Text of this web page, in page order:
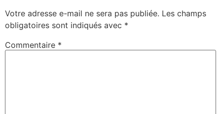
Votre adresse e-mail ne sera pas publiée. Les champs
obligatoires sont indiqués avec *
Commentaire *